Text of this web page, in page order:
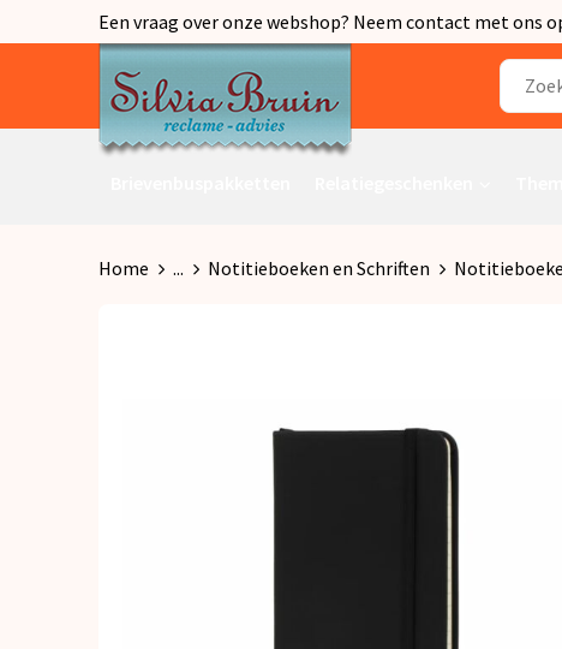
Een vraag over onze webshop? Neem contact met ons
Home ... Notitieboeken en Schriften